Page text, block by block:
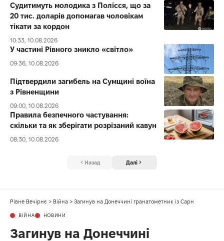
Судитимуть молодика з Полісся, що за
20 тис. доларів допомагав чоловікам
тікати за кордон
10:33, 10.08.2026
У частині Рівного зникло «світло»
09:36, 10.08.2026
Підтвердили загибель на Сумщині воїна
з Рівненщини
09:00, 10.08.2026
Правила безпечного частування:
скільки та як зберігати розрізаний кавун
08:30, 10.08.2026
Назад Далі
Рівне Вечірнє > Війна > Загинув на Донеччині гранатометник із Сарн
ВІЙНА НОВИНИ
Загинув на Донеччині